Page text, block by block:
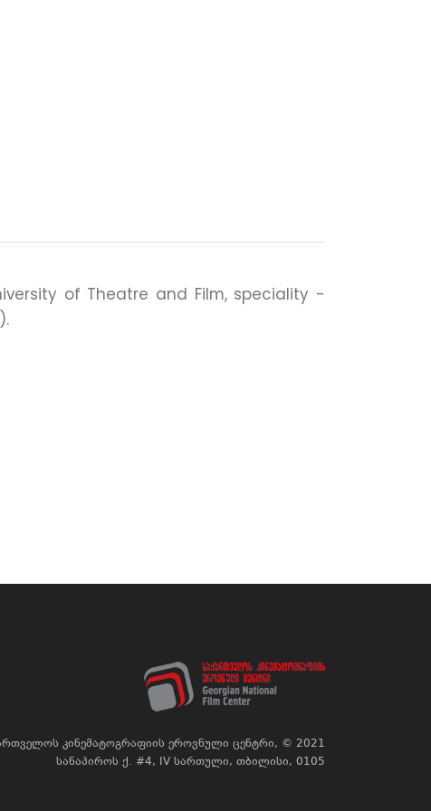
of Theatre and Film, speciality -
კინემატოგრაფიის ეროვნული ცენტრი, © 2021
სანაპიროს ქ. #4, IV სართული, თბილისი, 0105